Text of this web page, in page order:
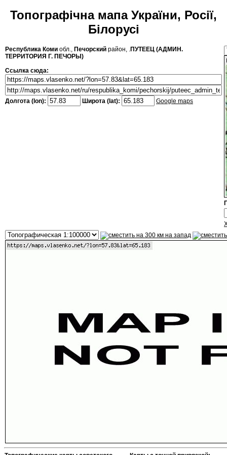
Топографічна мапа України, Росії,
Білорусі
Республика Коми обл., Печорский район, .ПУТЕЕЦ (АДМИН.
ТЕРРИТОРИЯ Г. ПЕЧОРЫ)
Ссылка сюда:
Долгота (lon): Широта (lat): Google maps